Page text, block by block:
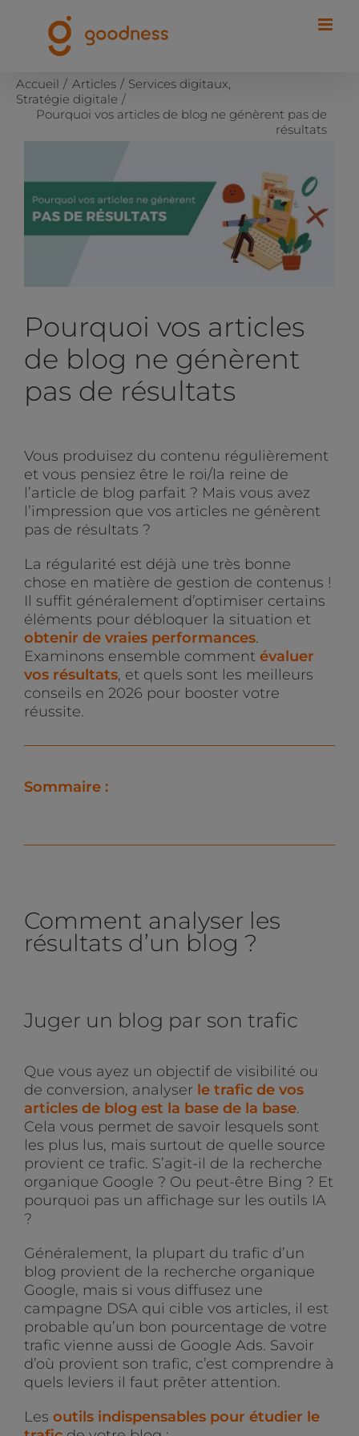
contenu
Accueil Articles
Services digitaux
Stratégie digitale
Pourquoi vos articles de blog ne génèrent pas de
résultats
agrandie
Pourquoi vos articles
de blog ne génèrent
pas de résultats
Vous produisez du contenu régulièrement
et vous pensiez être le roi/la reine de
l’article de blog parfait ? Mais vous avez
l’impression que vos articles ne génèrent
pas de résultats ?
La régularité est déjà une très bonne
chose en matière de gestion de contenus !
Il suffit généralement d’optimiser certains
éléments pour débloquer la situation et
obtenir de vraies performances.
Examinons ensemble comment évaluer
vos résultats, et quels sont les meilleurs
conseils en 2026 pour booster votre
réussite.
Sommaire :
Comment analyser les
résultats d’un blog ?
Juger un blog par son trafic
Que vous ayez un objectif de visibilité ou
de conversion, analyser le trafic de vos
articles de blog est la base de la base.
Cela vous permet de savoir lesquels sont
les plus lus, mais surtout de quelle source
provient ce trafic. S’agit-il de la recherche
organique Google ? Ou peut-être Bing ? Et
pourquoi pas un affichage sur les outils IA
?
Généralement, la plupart du trafic d’un
blog provient de la recherche organique
Google, mais si vous diffusez une
campagne DSA qui cible vos articles, il est
probable qu’un bon pourcentage de votre
trafic vienne aussi de Google Ads. Savoir
d’où provient son trafic, c’est comprendre à
quels leviers il faut prêter attention.
Les outils indispensables pour étudier le